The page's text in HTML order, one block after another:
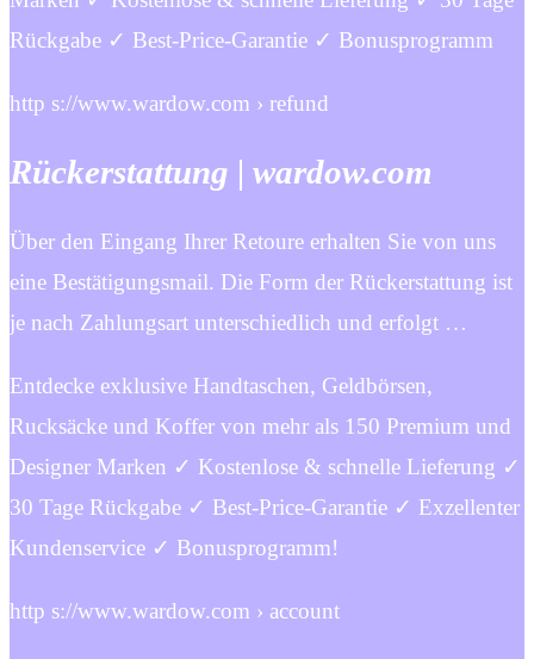
Rückgabe ✓ Best-Price-Garantie ✓ Bonusprogramm
http s://www.wardow.com › refund
Rückerstattung | wardow.com
Über den Eingang Ihrer Retoure erhalten Sie von uns
eine Bestätigungsmail. Die Form der Rückerstattung ist
je nach Zahlungsart unterschiedlich und erfolgt …
Entdecke exklusive Handtaschen, Geldbörsen,
Rucksäcke und Koffer von mehr als 150 Premium und
Designer Marken ✓ Kostenlose & schnelle Lieferung ✓
30 Tage Rückgabe ✓ Best-Price-Garantie ✓ Exzellenter
Kundenservice ✓ Bonusprogramm!
http s://www.wardow.com › account